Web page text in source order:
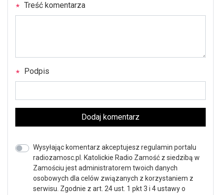
Treść komentarza
Podpis
Dodaj komentarz
Wysyłając komentarz akceptujesz regulamin portalu
radiozamosc.pl. Katolickie Radio Zamość z siedzibą w
Zamościu jest administratorem twoich danych
osobowych dla celów związanych z korzystaniem z
serwisu. Zgodnie z art. 24 ust. 1 pkt 3 i 4 ustawy o